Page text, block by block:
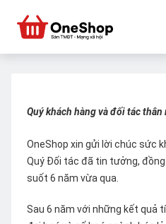
Quý khách hàng và đối tác thân
OneShop xin gửi lời chúc sức
Quý Đối tác đã tin tưởng,
suốt 6 năm vừa qua.
Sau 6 năm với những kết quả